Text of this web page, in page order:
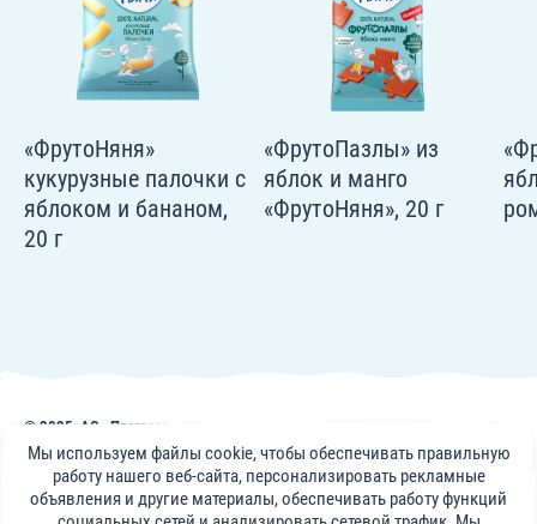
«ФрутоНяня»
кукурузные палочки с
яблоком и бананом,
20 г
«ФрутоПазлы» из
яблок и манго
«ФрутоНяня», 20 г
© 2025, АО «Прогресс»
Публикации, советы и видеоматериалы на сайте frutonyanya.kz носят
информативный характер. Консультации специалистов портала носят
справочный характер и не могут заменить визит к вашему лечащему
Мы используем файлы cookie, чтобы обеспечивать правильную
работу нашего веб-сайта, персонализировать рекламные
объявления и другие материалы, обеспечивать работу функций